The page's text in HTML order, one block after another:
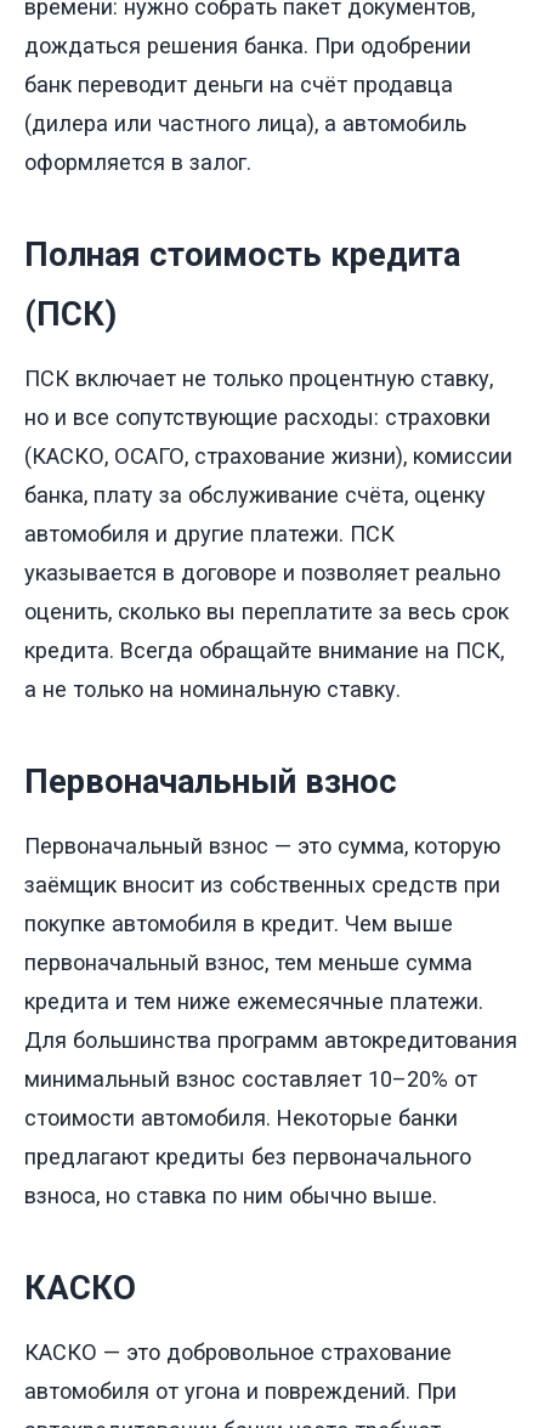
времени: нужно собрать пакет документов,
дождаться решения банка. При одобрении
банк переводит деньги на счёт продавца
(дилера или частного лица), а автомобиль
оформляется в залог.
Полная стоимость кредита
(ПСК)
ПСК включает не только процентную ставку,
но и все сопутствующие расходы: страховки
(КАСКО, ОСАГО, страхование жизни), комиссии
банка, плату за обслуживание счёта, оценку
автомобиля и другие платежи. ПСК
указывается в договоре и позволяет реально
оценить, сколько вы переплатите за весь срок
кредита. Всегда обращайте внимание на ПСК,
а не только на номинальную ставку.
Первоначальный взнос
Первоначальный взнос — это сумма, которую
заёмщик вносит из собственных средств при
покупке автомобиля в кредит. Чем выше
первоначальный взнос, тем меньше сумма
кредита и тем ниже ежемесячные платежи.
Для большинства программ автокредитования
минимальный взнос составляет 10–20% от
стоимости автомобиля. Некоторые банки
предлагают кредиты без первоначального
взноса, но ставка по ним обычно выше.
КАСКО
КАСКО — это добровольное страхование
автомобиля от угона и повреждений. При